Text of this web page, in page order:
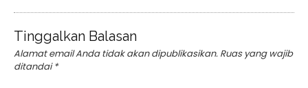
Tinggalkan Balasan
Alamat email Anda tidak akan dipublikasikan. Ruas yang wajib
ditandai*